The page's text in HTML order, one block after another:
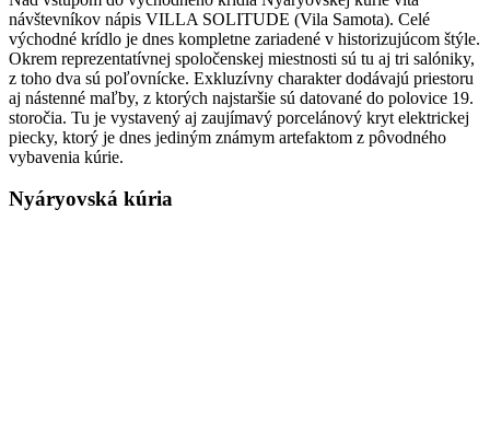
návštevníkov nápis VILLA SOLITUDE (Vila Samota). Celé
východné krídlo je dnes kompletne zariadené v historizujúcom štýle.
Okrem reprezentatívnej spoločenskej miestnosti sú tu aj tri salóniky,
z toho dva sú poľovnícke. Exkluzívny charakter dodávajú priestoru
aj nástenné maľby, z ktorých najstaršie sú datované do polovice 19.
storočia. Tu je vystavený aj zaujímavý porcelánový kryt elektrickej
piecky, ktorý je dnes jediným známym artefaktom z pôvodného
vybavenia kúrie.
Nyáryovská kúria